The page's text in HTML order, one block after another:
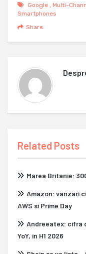
Google , Multi-
Smartphones
Share
Related Posts
Marea Britanie:
Amazon: vanzari
AWS si Prime Day
Andreeatex: cifra
YoY, in H1 2026